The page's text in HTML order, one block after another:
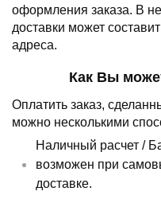
оформления заказа. В
доставки может
адреса.
Как Вы
Оплатить заказ,
можно несколькими
Наличный расчет /
возможен при
доставке.